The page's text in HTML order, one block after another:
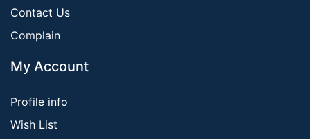
Contact Us
Complain
My Account
Profile info
Wish List